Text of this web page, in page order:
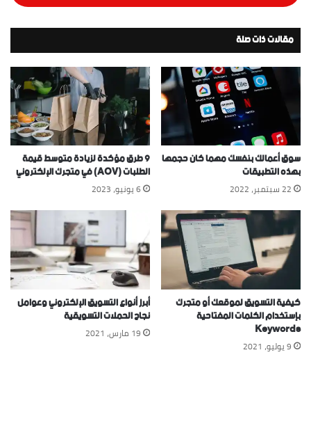
مقالات ذات صلة
سوق أعمالك بنفسك مهما كان حجمها
بهذه التطبيقات
22 سبتمبر، 2022
9 طرق مؤكدة لزيادة متوسط قيمة
الطلبات (AOV) في متجرك الإلكتروني
6 يونيو، 2023
كيفية التسويق لموقعك أو متجرك
بإستخدام الكلمات المفتاحية
Keywords
9 يوليو، 2021
أبرز أنواع التسويق الإلكتروني وعوامل
نجاح الحملات التسويقية
19 مارس، 2021